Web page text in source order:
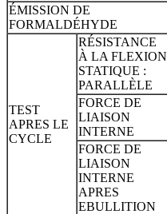
ÉMISSION DE
FORMALDÉHYDE
TEST
APRES LE
CYCLE
RÉSISTANCE
À LA FLEXION
STATIQUE :
PARALLÈLE
FORCE DE
LIAISON
INTERNE
FORCE DE
LIAISON
INTERNE
APRES
EBULLITION